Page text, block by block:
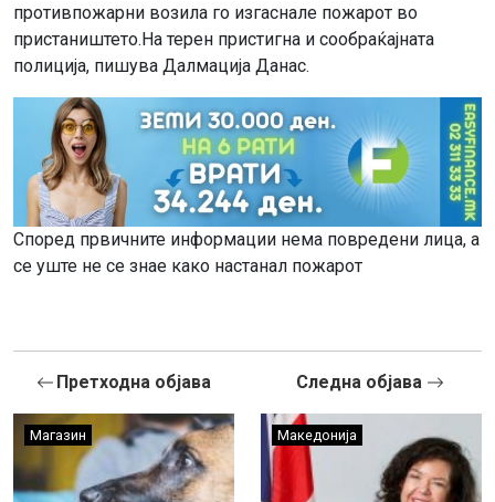
противпожарни возила го изгаснале пожарот во
пристаништето.На терен пристигна и сообраќајната
полиција, пишува Далмација Данас.
Според првичните информации нема повредени лица, а
се уште не се знае како настанал пожарот
Претходна објава
Магазин
Следна објава
Македонија